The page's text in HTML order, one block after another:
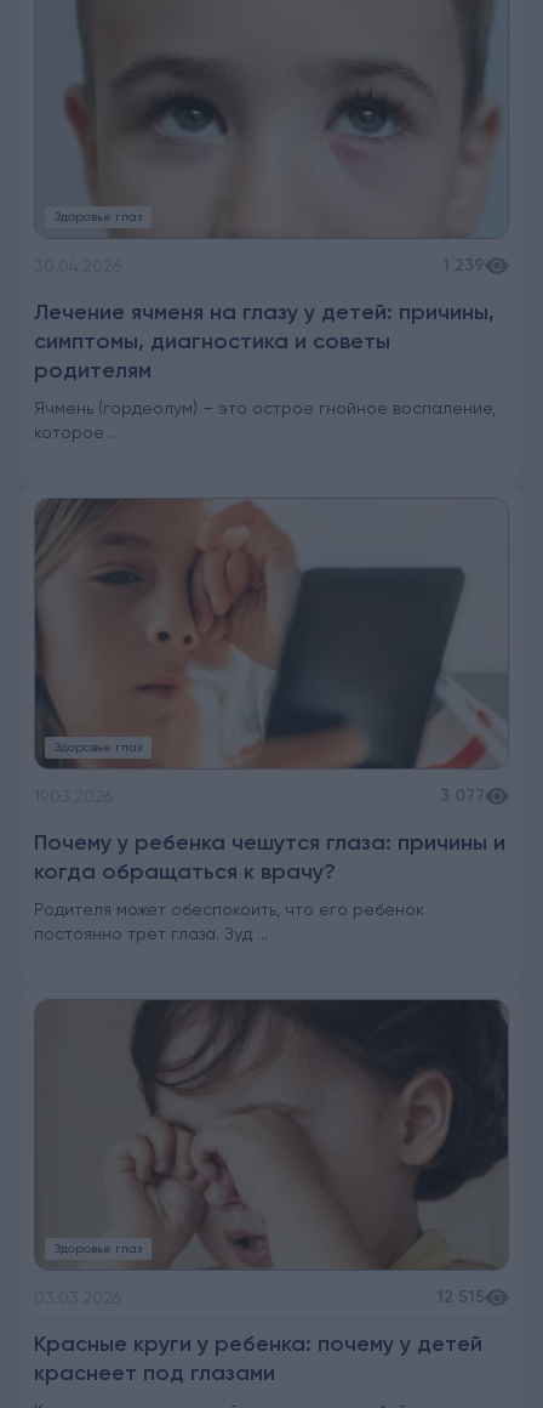
Здоровье глаз
1 239
Лечение ячменя на глазу у детей: причины,
симптомы, диагностика и советы
родителям
Ячмень (гордеолум) – это острое гнойное воспаление,
которое ...
Здоровье глаз
3 077
Почему у ребенка чешутся глаза: причины и
когда обращаться к врачу?
Родителя может обеспокоить, что его ребенок
постоянно трет глаза. Зуд ...
Здоровье глаз
12 515
Красные круги у ребенка: почему у детей
краснеет под глазами